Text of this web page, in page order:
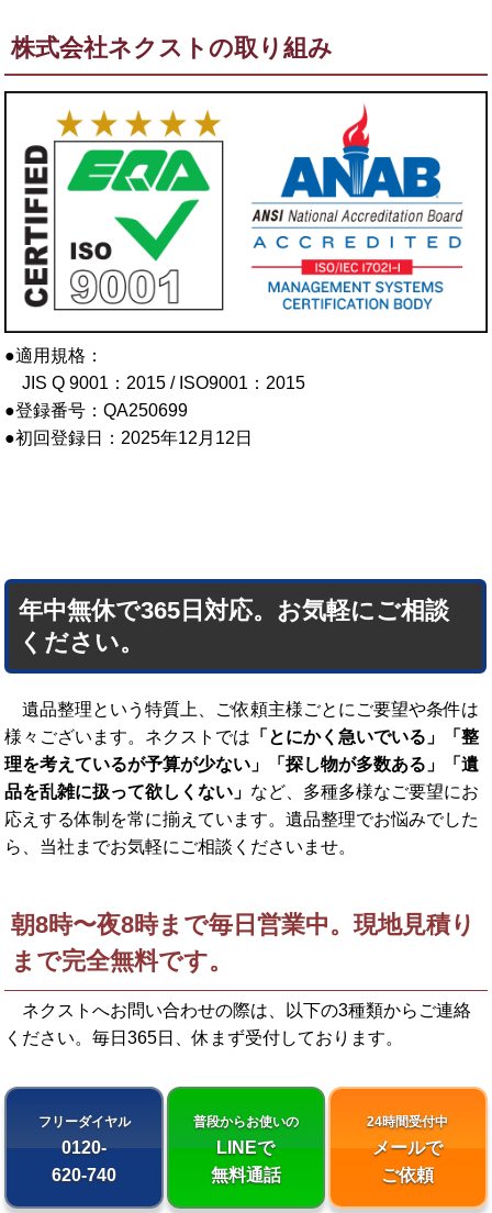
株式会社ネクストの取り組み
●適用規格：
JIS Q 9001：2015 / ISO9001：2015
●登録番号：QA250699
●初回登録日：2025年12月12日
年中無休で365日対応。お気軽にご相談
ください。
遺品整理という特質上、ご依頼主様ごとにご要望や条件は
様々ございます。ネクストでは 「とにかく急いでいる」「整
理を考えているが予算が少ない」「探し物が多数ある」「遺
品を乱雑に扱って欲しくない」 など、多種多様なご要望にお
応えする体制を常に揃えています。遺品整理でお悩みでした
ら、当社までお気軽にご相談くださいませ。
朝8時〜夜8時まで毎日営業中。現地見積り
まで完全無料です。
ネクストへお問い合わせの際は、以下の3種類からご連絡
ください。毎日365日、休まず受付しております。
フリーダイヤル
0120-
620-740
普段からお使いの
LINEで
無料通話
24時間受付中
メールで
ご依頼